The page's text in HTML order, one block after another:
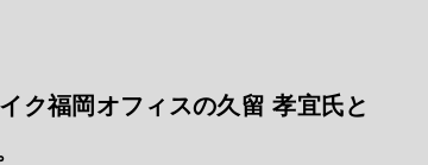
ク福岡オフィスの久留 孝宜氏と